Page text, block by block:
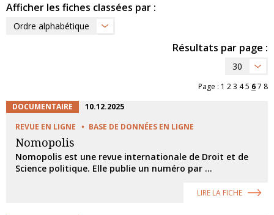
Afficher les fiches classées par :
Ordre alphabétique
Résultats par page :
30
Page : 1 23 45 67 8
DOCUMENTAIRE
10.12.2025
REVUE EN LIGNE
BASE DE DONNÉES EN LIGNE
Nomopolis
Nomopolis est une revue internationale de Droit et de
Science politique. Elle publie un numéro par ...
LIRE LA FICHE